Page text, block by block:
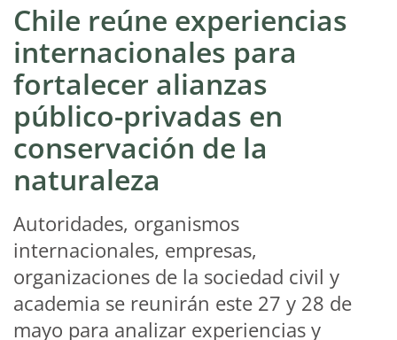
Chile reúne experiencias
internacionales para
fortalecer alianzas
público-privadas en
conservación de la
naturaleza
Autoridades, organismos
internacionales, empresas,
organizaciones de la sociedad civil y
academia se reunirán este 27 y 28 de
mayo para analizar experiencias y